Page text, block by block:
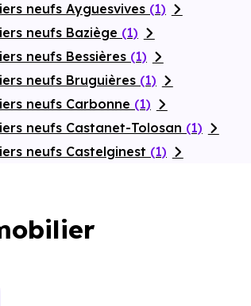
neufs Ayguesvives (1)
neufs Baziège (1)
neufs Bessières (1)
neufs Bruguières (1)
neufs Carbonne (1)
neufs Castanet-Tolosan (1)
neufs Castelginest (1)